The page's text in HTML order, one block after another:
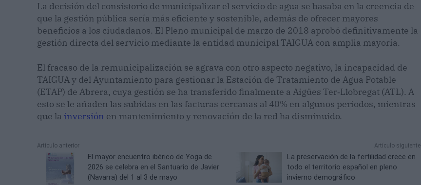
La decisión del consistorio de municipalizar el servicio de agua se basaba en la creencia de
que la gestión pública sería más eficiente y sostenible, además de ofrecer mayores
beneficios a los ciudadanos. El Pleno municipal de marzo de 2018 aprobó definitivamente la
gestión directa del servicio mediante la entidad municipal TAIGUA con amplia mayoría.
El fracaso de la remunicipalización se agrava con otro aspecto negativo, la incapacidad de
TAIGUA y del Ayuntamiento para gestionar la Estación de Tratamiento de Agua Potable
(ETAP) de Abrera, cuya gestión se ha transferido finalmente a Aigües Ter‑Llobregat (ATL). A
esto se le añaden las subidas en las facturas cercanas al 40% en algunos periodos, mientras
que la inversión en mantenimiento y renovación de la red ha disminuido.
Artículo anterior
El mayor encuentro ibérico de Yoga de
2026 se celebra en el Santuario de Javier
(Navarra) del 1 al 3 de mayo
Artículo siguiente
La preservación de la fertilidad crece en
todo el territorio español en pleno
invierno demográfico